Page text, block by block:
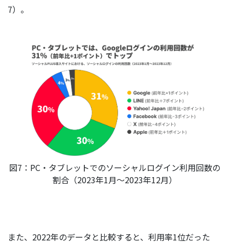
7）。
図7：PC・タブレットでのソーシャルログイン利用回数の
割合（2023年1月～2023年12月）
また、2022年のデータと比較すると、利用率1位だった